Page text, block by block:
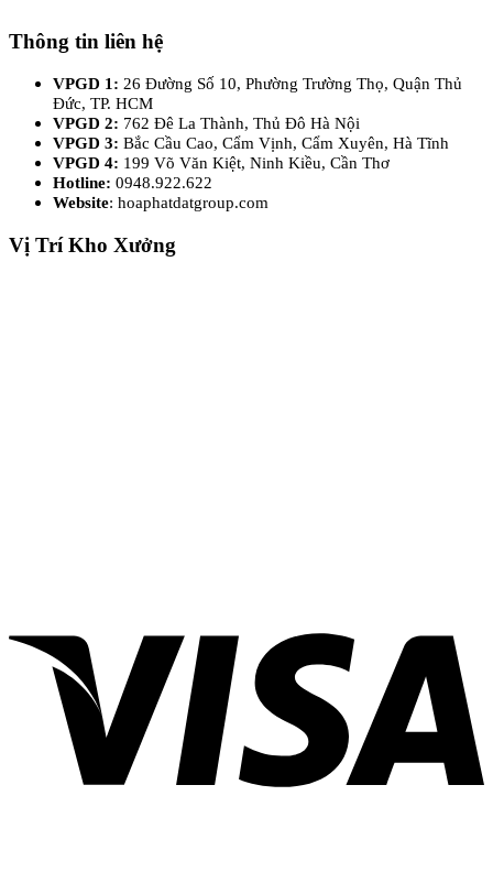
Thông tin liên hệ
VPGD 1: 26 Đường Số 10, Phường Trường Thọ, Quận Thủ
Đức, TP. HCM
VPGD 2: 762 Đê La Thành, Thủ Đô Hà Nội
VPGD 3: Bắc Cầu Cao, Cẩm Vịnh, Cẩm Xuyên, Hà Tĩnh
VPGD 4: 199 Võ Văn Kiệt, Ninh Kiều, Cần Thơ
Hotline: 0948.922.622
Website: hoaphatdatgroup.com
Vị Trí Kho Xưởng